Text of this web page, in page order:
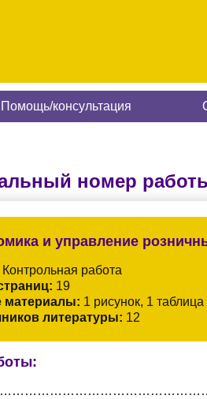
Помощь/консультация
номер
и управление
Контрольная работа
19
материалы: 1 рисунок, 1 таблица
литературы: 12